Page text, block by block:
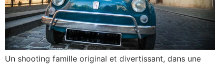
Un shooting famille original et divertissant, dans une